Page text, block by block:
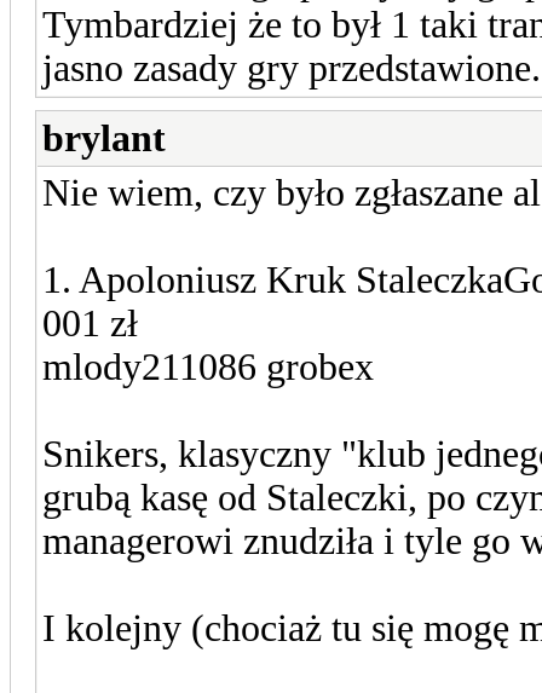
Tymbardziej że to był 1 taki
jasno zasady gry
brylant
Nie wiem, czy było zgłaszane
1. Apoloniusz Kruk
001 zł
mlody211086 grobex
Snikers, klasyczny "klub
grubą kasę od Staleczki, po
managerowi znudziła i tyle go
I kolejny (chociaż tu się mogę